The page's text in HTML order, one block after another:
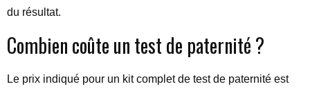
du résultat.
Combien coûte un test de paternité ?
Le prix indiqué pour un kit complet de test de paternité est